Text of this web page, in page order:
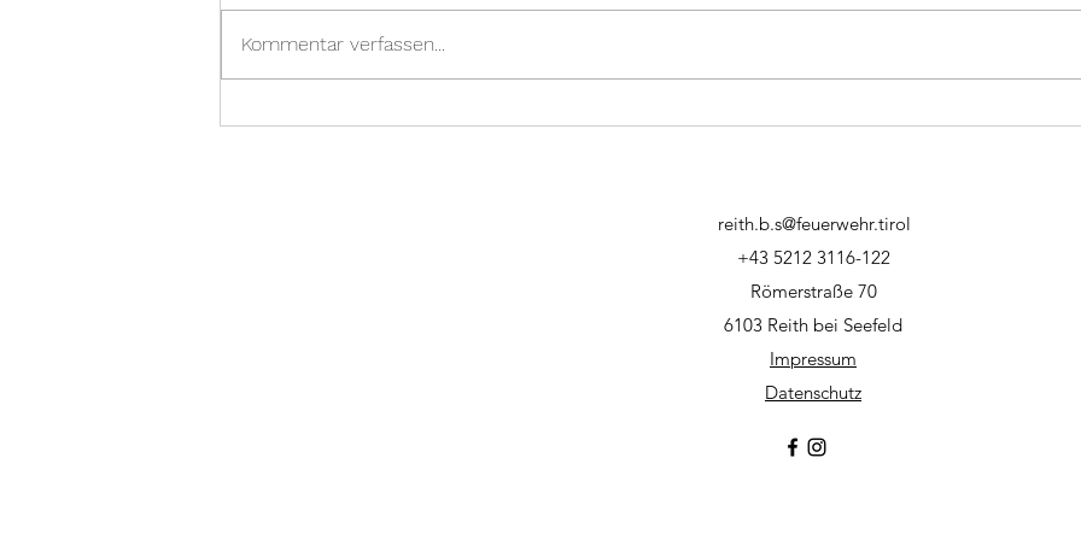
Gratulation zur Hochzeit Feuerwehrausflug 2023
Kommentar verfassen...
reith.b.s@feuerwehr.tirol
+43 5212 3116-122
Römerstraße 70
6103 Reith bei Seefeld
Impressum
Datenschutz